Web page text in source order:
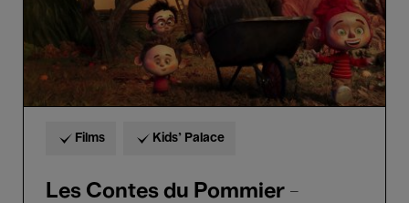
Rozec,
David
Súkup
Films Kids’ Palace
Les Contes du Pommier -